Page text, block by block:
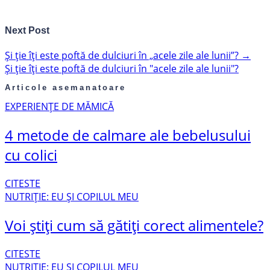
Next Post
Și ție îți este poftă de dulciuri în „acele zile ale lunii”? →
Și ție îți este poftă de dulciuri în "acele zile ale lunii"?
Articole asemanatoare
EXPERIENȚE DE MĂMICĂ
4 metode de calmare ale bebelusului
cu colici
CITESTE
NUTRIȚIE: EU ȘI COPILUL MEU
Voi știți cum să gătiți corect alimentele?
CITESTE
NUTRIȚIE: EU ȘI COPILUL MEU